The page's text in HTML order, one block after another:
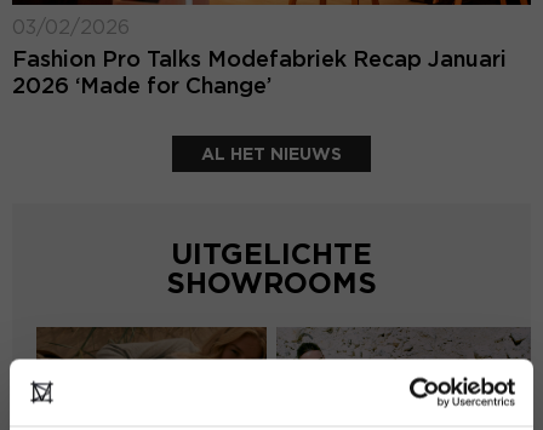
03/02/2026
Fashion Pro Talks Modefabriek Recap Januari
2026 ‘Made for Change’
AL HET NIEUWS
UITGELICHTE
SHOWROOMS